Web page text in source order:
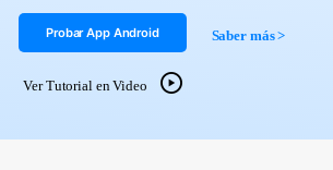
Soporte
Transferencia de Datos
Gestor de Datos
Desbloqueo FRP en Android 16
Probar App Android Saber más >
Ver Tutorial en Video